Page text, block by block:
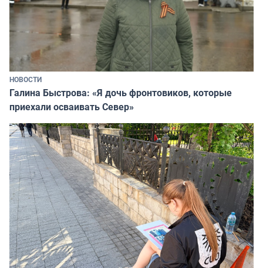
НОВОСТИ
Галина Быстрова: «Я дочь фронтовиков, которые
приехали осваивать Север»